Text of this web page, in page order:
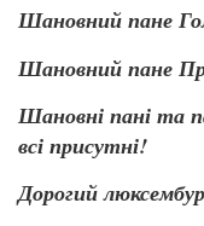
Шановний пане
Шановний пане
Шановні пані та
всі присутні!
Дорогий